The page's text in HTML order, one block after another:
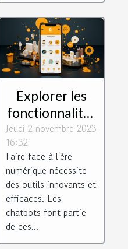
Explorer les
fonctionnalités
de Botnation
pour créer un
chatbot
efficace
Jeudi 2 novembre 2023
16:32
Faire face à l'ère
numérique nécessite
des outils innovants et
efficaces. Les
chatbots font partie
de ces...